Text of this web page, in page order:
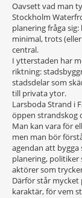
Oavsett vad man
Stockholm
planering fråga
minimal, trots
central.
I ytterstaden har
riktning:
stadsdelar som
till privata ytor.
Larsboda Strand i
öppen strandskog
Man kan vara för
men man bör
agendan att
planering,
aktörer som
Därför står mycket
karaktär, för vem